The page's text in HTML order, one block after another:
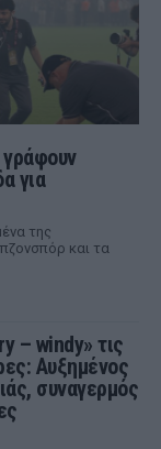
γράφουν
για
της
και τα
– windy» τις
Αυξημένος
συναγερμός